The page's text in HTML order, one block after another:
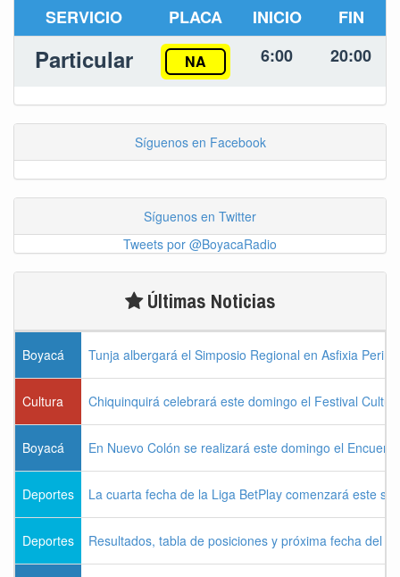
SERVICIO PLACA INICIO FIN
Particular NA 6:00 20:00
Síguenos en Facebook
Síguenos en Twitter
Tweets por @BoyacaRadio
Últimas Noticias
Boyacá Tunja albergará el Simposio Regional en Asfixia
Cultura Chiquinquirá celebrará este domingo el Festival
Boyacá En Nuevo Colón se realizará este domingo el
Deportes La cuarta fecha de la Liga BetPlay comenzará este
Deportes Resultados, tabla de posiciones y próxima fecha del